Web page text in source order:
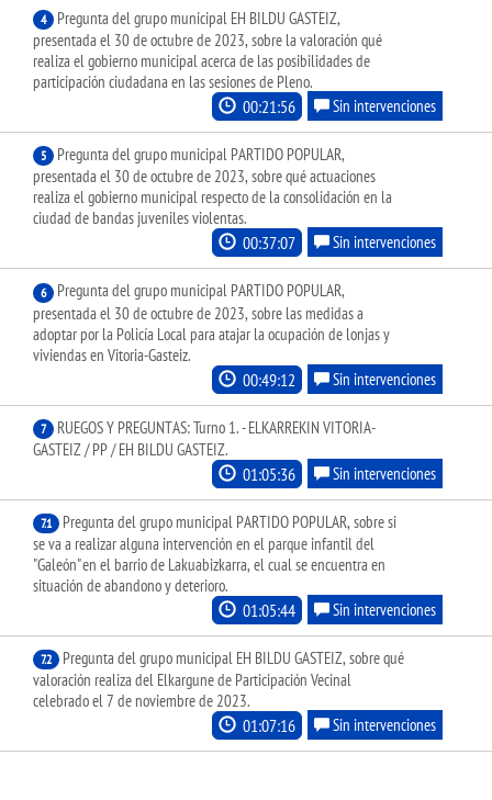
4
Pregunta del grupo municipal EH BILDU GASTEIZ,
presentada el 30 de octubre de 2023, sobre la valoración qué
realiza el gobierno municipal acerca de las posibilidades de
participación ciudadana en las sesiones de Pleno.
00:21:56 Sin intervenciones
5
Pregunta del grupo municipal PARTIDO POPULAR,
presentada el 30 de octubre de 2023, sobre qué actuaciones
realiza el gobierno municipal respecto de la consolidación en la
ciudad de bandas juveniles violentas.
00:37:07 Sin intervenciones
6
Pregunta del grupo municipal PARTIDO POPULAR,
presentada el 30 de octubre de 2023, sobre las medidas a
adoptar por la Policía Local para atajar la ocupación de lonjas y
viviendas en Vitoria-Gasteiz.
00:49:12 Sin intervenciones
7
RUEGOS Y PREGUNTAS: Turno 1. - ELKARREKIN VITORIA-
GASTEIZ / PP / EH BILDU GASTEIZ.
01:05:36 Sin intervenciones
7.1
Pregunta del grupo municipal PARTIDO POPULAR, sobre si
se va a realizar alguna intervención en el parque infantil del
"Galeón" en el barrio de Lakuabizkarra, el cual se encuentra en
situación de abandono y deterioro.
01:05:44 Sin intervenciones
7.2
Pregunta del grupo municipal EH BILDU GASTEIZ, sobre qué
valoración realiza del Elkargune de Participación Vecinal
celebrado el 7 de noviembre de 2023.
01:07:16 Sin intervenciones